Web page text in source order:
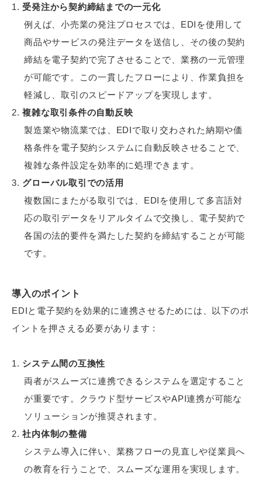
受発注から契約締結までの一元化
例えば、小売業の発注プロセスでは、EDIを使用して
商品やサービスの発注データを送信し、その後の契約
締結を電子契約で完了させることで、業務の一元管理
が可能です。この一貫したフローにより、作業負担を
軽減し、取引のスピードアップを実現します。
複雑な取引条件の自動反映
製造業や物流業では、EDIで取り交わされた納期や価
格条件を電子契約システムに自動反映させることで、
複雑な条件設定を効率的に処理できます。
グローバル取引での活用
複数国にまたがる取引では、EDIを使用して多言語対
応の取引データをリアルタイムで交換し、電子契約で
各国の法的要件を満たした契約を締結することが可能
です。
導入のポイント
EDIと電子契約を効果的に連携させるためには、以下のポ
イントを押さえる必要があります :
システム間の互換性
両者がスムーズに連携できるシステムを選定すること
が重要です。クラウド型サービスやAPI連携が可能な
ソリューションが推奨されます。
社内体制の整備
システム導入に伴い、業務フローの見直しや従業員へ
の教育を行うことで、スムーズな運用を実現します。